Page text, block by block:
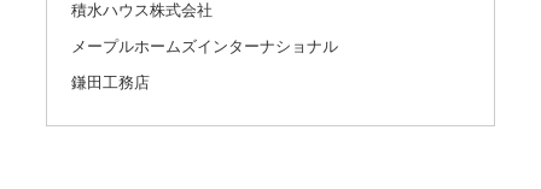
積水ハウス株式会社
メープルホームズインターナショナル
鎌田工務店